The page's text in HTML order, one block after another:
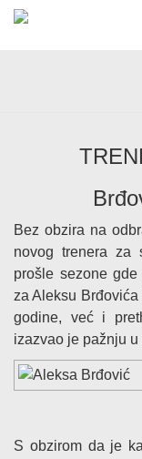
Bez obzira na
novog trenera za
prošle sezone
za Aleksu
godine, već i
izazvao je pažnju
S obzirom da je